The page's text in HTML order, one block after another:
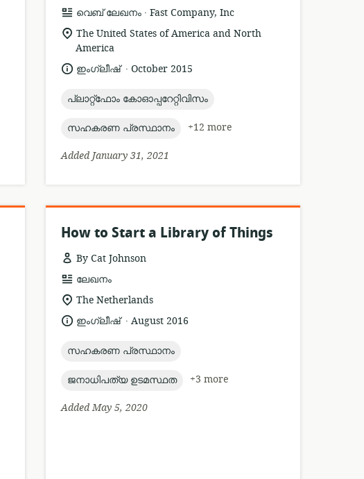
resource
format:
വെബ് ലേഖനം .
publisher:
Fast Company, Inc
location
of
relevance:
The United States of America and North
America
language:
ഇംഗ്ലീഷ് .
dateOctober 2015
topic:
പ്ലാറ്റ്ഫോം കോഓപ്പറേറ്റിവിസം
topic:
സഹകരണ പ്രസ്ഥാനം
+12 more
Added January 31, 2021
How to Start a Library of Things
By Cat Johnson
resource
format:
ലേഖനം
location
relevance:
The Netherlands
language:
ഇംഗ്ലീഷ് .
dateAugust 2016
topic:
സഹകരണ പ്രസ്ഥാനം
topic:
ജനാധിപത്യ ഉടമസ്ഥത
+3 more
Added May 5, 2020